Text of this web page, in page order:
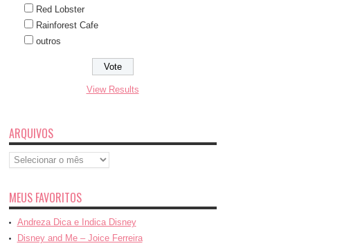
Red Lobster
Rainforest Cafe
outros
View Results
ARQUIVOS
Arquivos
MEUS FAVORITOS
Andreza Dica e Indica Disney
Disney and Me – Joice Ferreira